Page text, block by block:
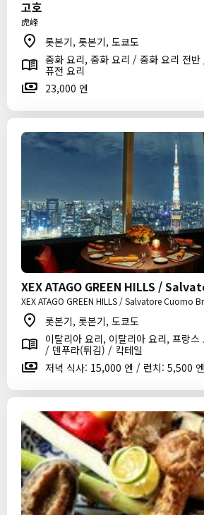
고호
虎峰
롯본기, 롯본기, 도쿄도
중화 요리, 중화 요리 / 중화 요리 전
퓨전 요리
23,000 엔
XEX ATAGO GREEN HILLS /
XEX ATAGO GREEN HILLS / Salvatore Cuomo
롯본기, 롯본기, 도쿄도
이탈리아 요리, 이탈리아 요리, 프랑
/ 덴푸라(튀김) / 칵테일
저녁 식사: 15,000 엔 / 런치: 5,500 엔